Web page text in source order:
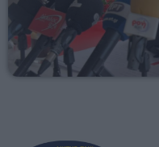
11:00 - 13:00